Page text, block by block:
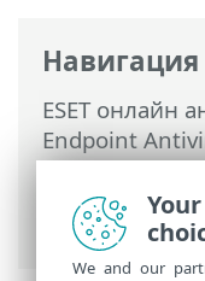
ESET онлайн
Endpoint
Antivirus
Жоспарлағыш
We and our